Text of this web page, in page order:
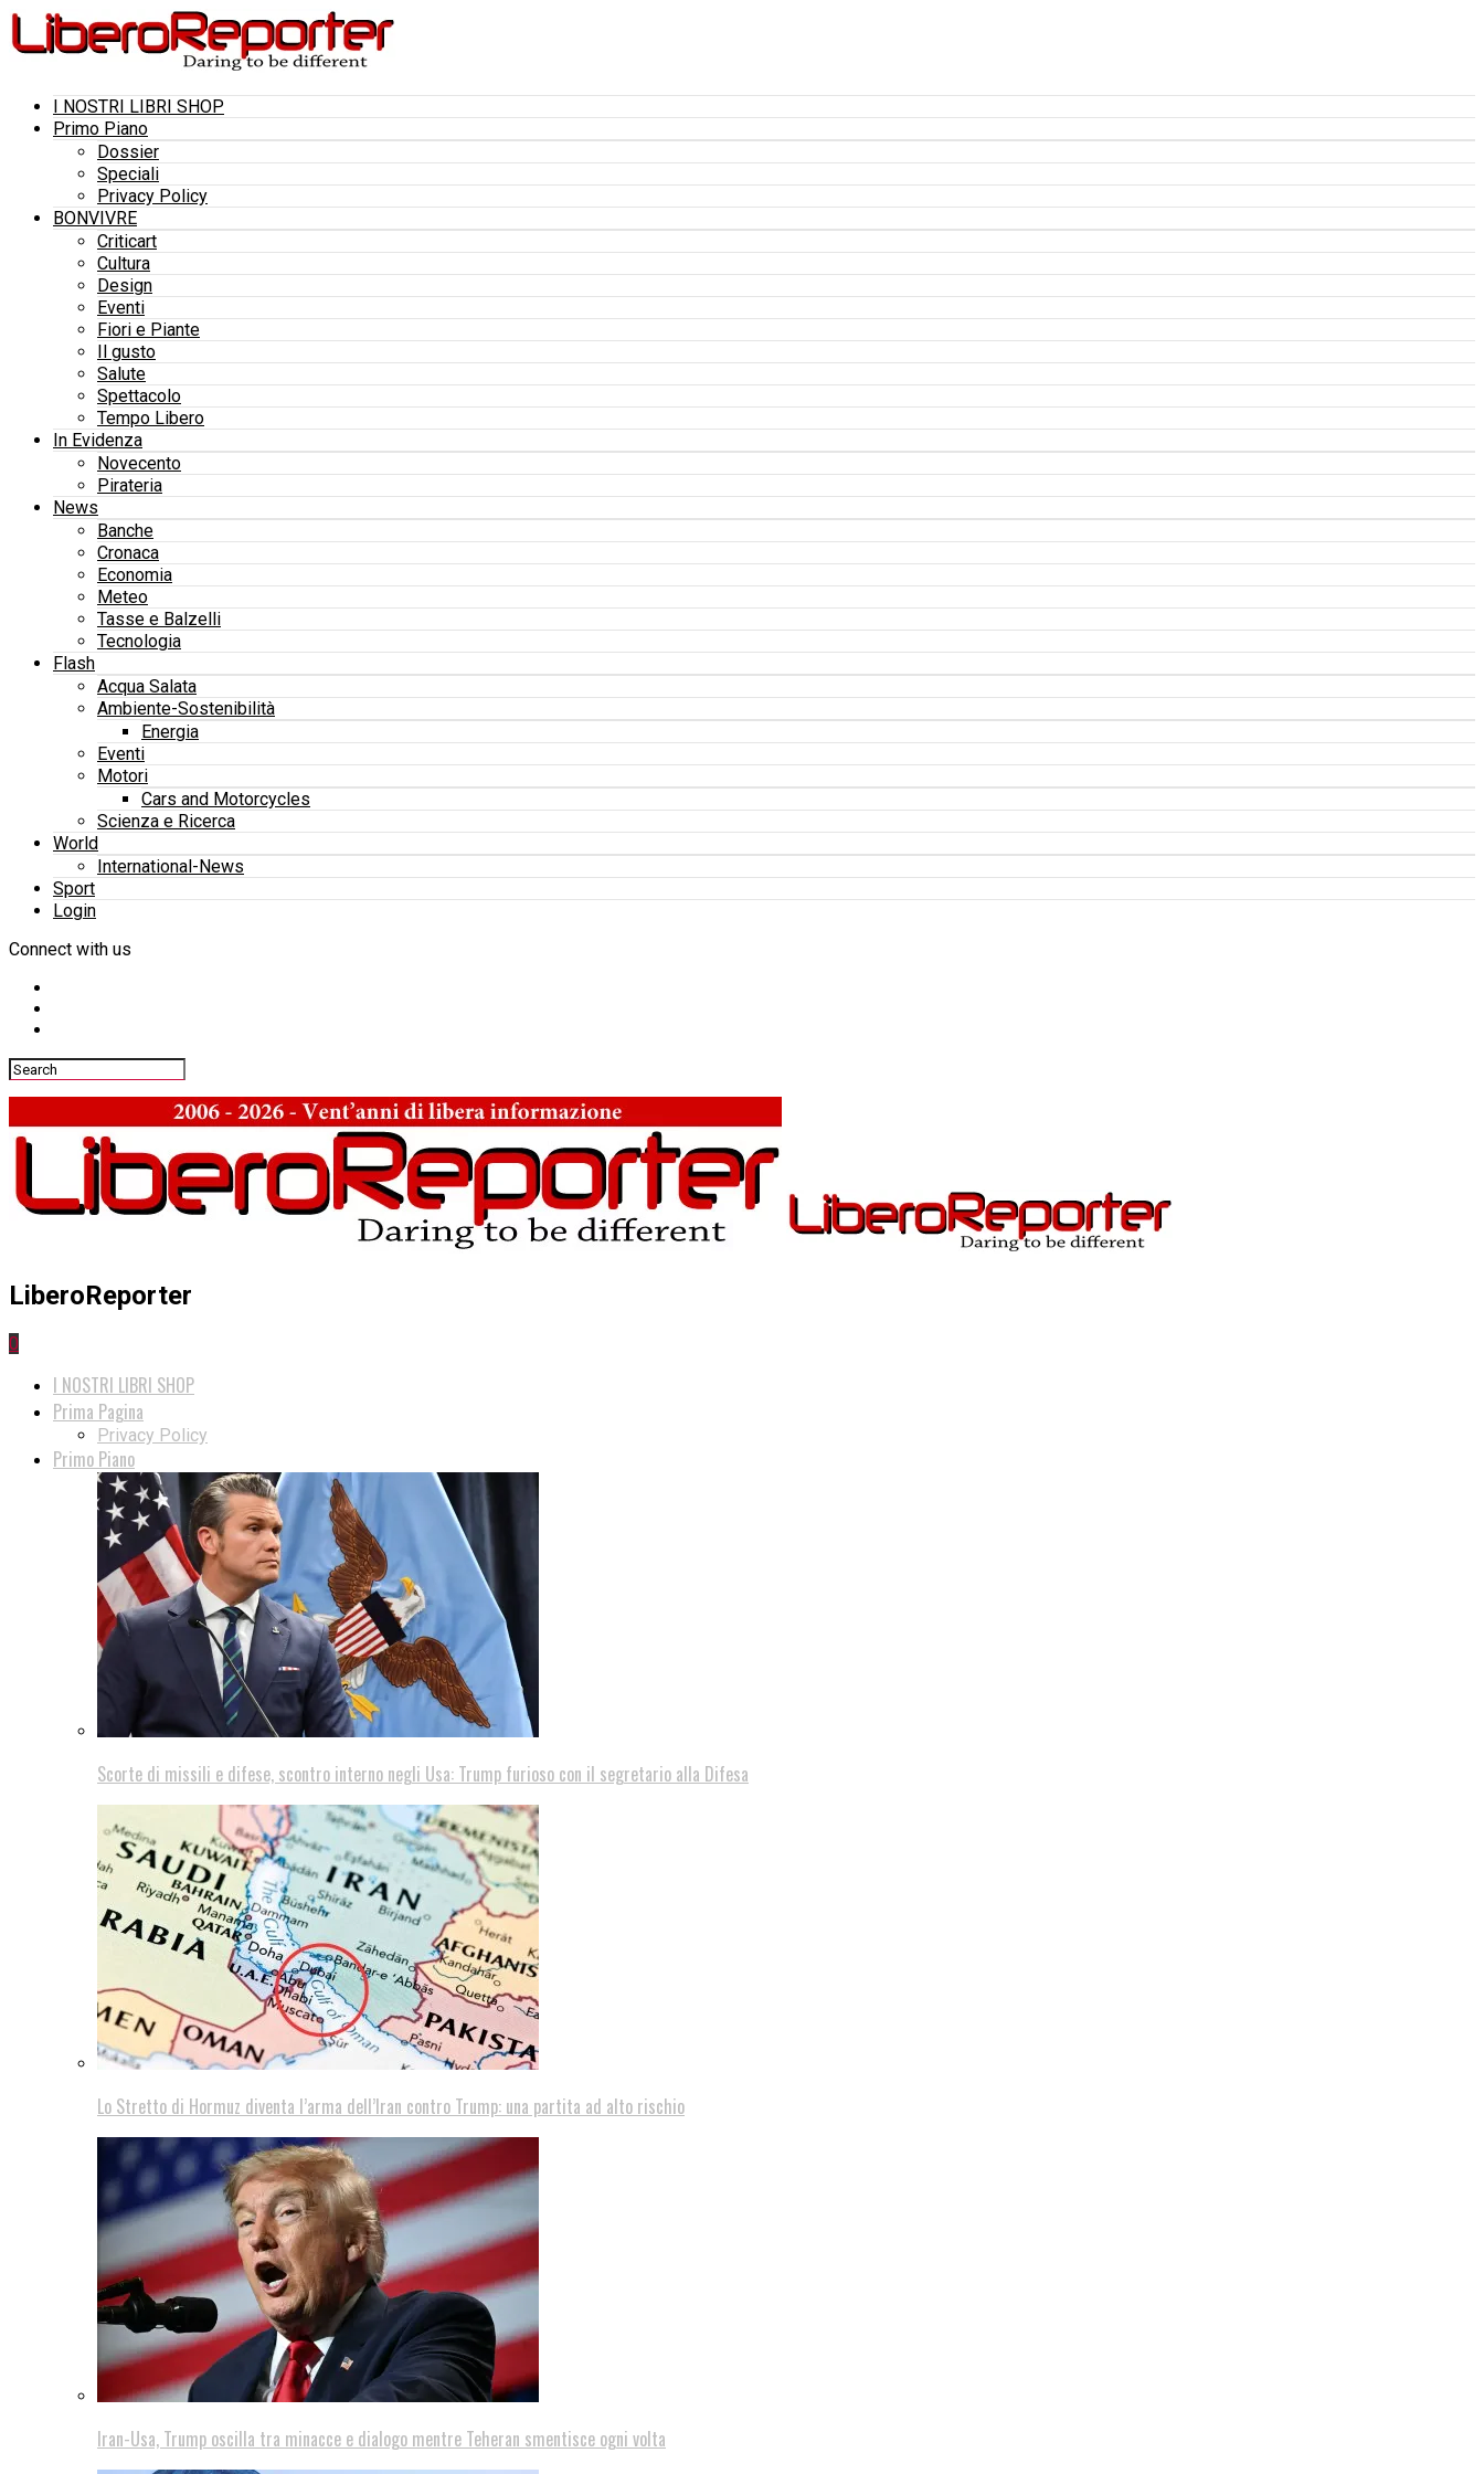
I NOSTRI LIBRI SHOP
Primo Piano
Dossier
Speciali
Privacy Policy
BONVIVRE
Criticart
Cultura
Design
Eventi
Fiori e Piante
Il gusto
Salute
Spettacolo
Tempo Libero
In Evidenza
Novecento
Pirateria
News
Banche
Cronaca
Economia
Meteo
Tasse e Balzelli
Tecnologia
Flash
Acqua Salata
Ambiente-Sostenibilità
Energia
Eventi
Motori
Cars and Motorcycles
Scienza e Ricerca
World
International-News
Sport
Login
Connect with us
LiberoReporter
0
I NOSTRI LIBRI SHOP
Prima Pagina
Privacy Policy
Primo Piano
Scorte di missili e difese, scontro interno negli Usa: Trump furioso con il segretario alla Difesa
Lo Stretto di Hormuz diventa l’arma dell’Iran contro Trump: una partita ad alto rischio
Iran-Usa, Trump oscilla tra minacce e dialogo mentre Teheran smentisce ogni volta